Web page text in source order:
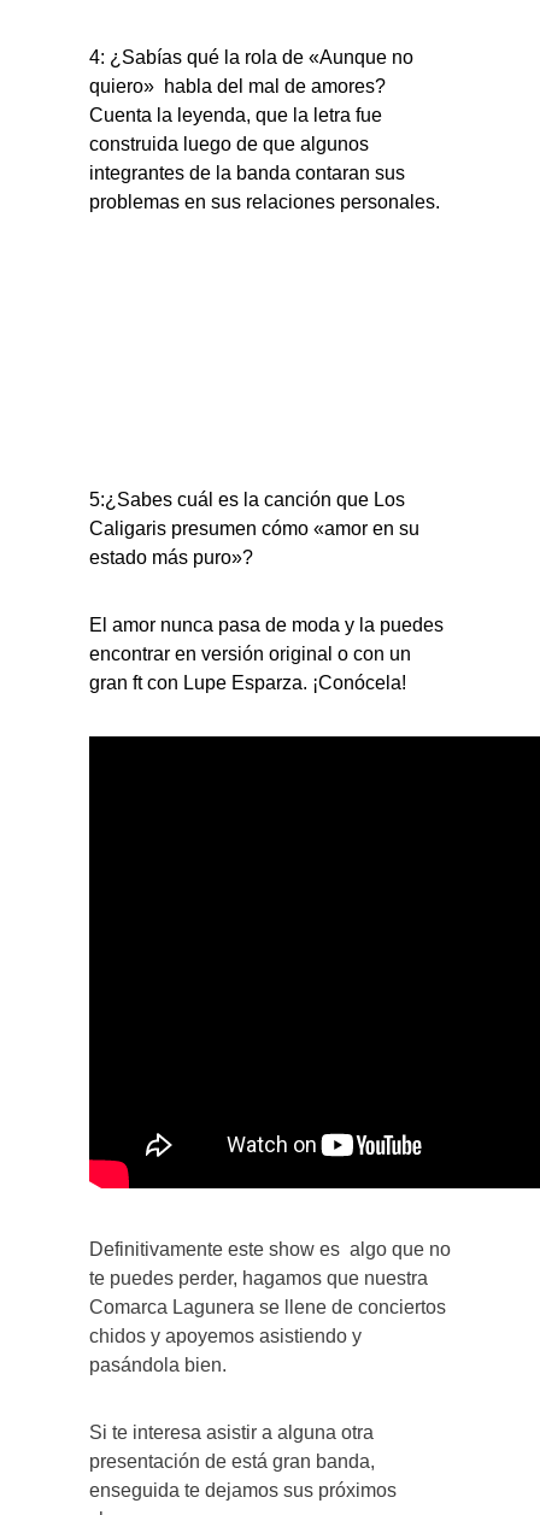
4: ¿Sabías qué la rola de «Aunque no
quiero» habla del mal de amores?
Cuenta la leyenda, que la letra fue
construida luego de que algunos
integrantes de la banda contaran sus
problemas en sus relaciones personales.
5:¿Sabes cuál es la canción que Los
Caligaris presumen cómo «amor en su
estado más puro»?
El amor nunca pasa de moda y la puedes
encontrar en versión original o con un
gran ft con Lupe Esparza. ¡Conócela!
Definitivamente este show es algo que no
te puedes perder, hagamos que nuestra
Comarca Lagunera se llene de conciertos
chidos y apoyemos asistiendo y
pasándola bien.
Si te interesa asistir a alguna otra
presentación de está gran banda,
enseguida te dejamos sus próximos